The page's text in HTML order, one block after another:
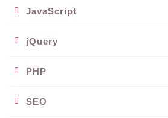
JavaScript
jQuery
PHP
SEO